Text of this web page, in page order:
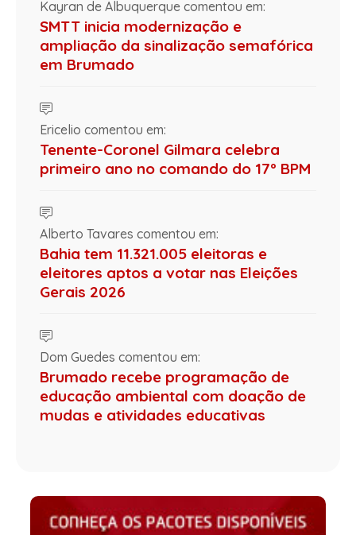
Kayran de Albuquerque comentou em:
SMTT inicia modernização e
ampliação da sinalização semafórica
em Brumado
Ericelio comentou em:
Tenente-Coronel Gilmara celebra
primeiro ano no comando do 17º BPM
Alberto Tavares comentou em:
Bahia tem 11.321.005 eleitoras e
eleitores aptos a votar nas Eleições
Gerais 2026
Dom Guedes comentou em:
Brumado recebe programação de
educação ambiental com doação de
mudas e atividades educativas